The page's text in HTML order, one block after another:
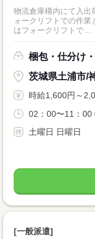
物流倉庫構内にて入出
ォークリフトでの作
はフォークリフトで...
梱包・仕分け
茨城県土浦市/
時給1,600円～
02：00〜11：00
土曜日 日曜日
[一般派遣]